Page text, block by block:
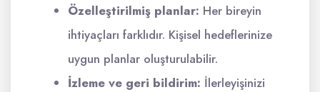
Özelleştirilmiş planlar: Her bireyin
ihtiyaçları farklıdır. Kişisel hedeflerinize
uygun planlar oluşturulabilir.
İzleme ve geri bildirim: İlerleyişinizi